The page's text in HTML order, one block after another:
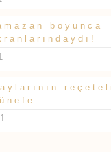
boyunca